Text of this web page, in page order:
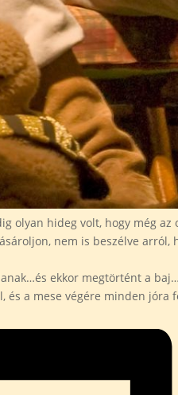
olyan hideg volt, hogy még
nem is beszélve
ekkor megtörtént a
és a mese végére minden jóra